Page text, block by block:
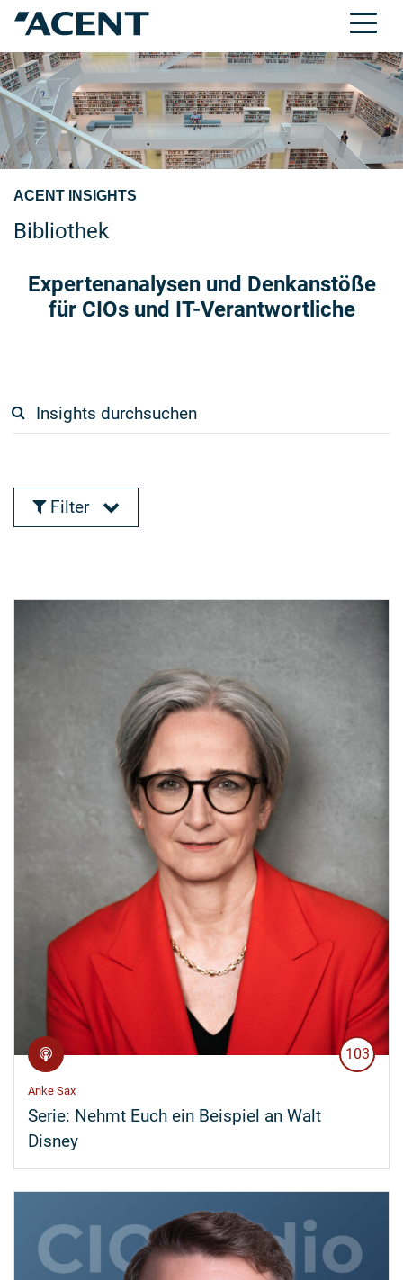
ACENT INSIGHTS
Bibliothek
Expertenanalysen und Denkanstöße
für CIOs und IT-Verantwortliche
Filter
103
Anke Sax
Serie: Nehmt Euch ein Beispiel an Walt
Disney